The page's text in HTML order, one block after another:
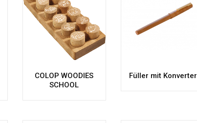
COLOP WOODIES
SCHOOL
Füller mit Konverter